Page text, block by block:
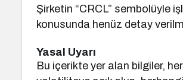
Şirketin “CRCL” sembolüyle
konusunda henüz detay
Yasal Uyarı
Bu içerikte yer alan bilgiler,